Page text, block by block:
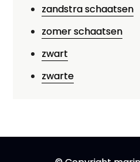
zandstra schaatsen
zomer schaatsen
zwart
zwarte